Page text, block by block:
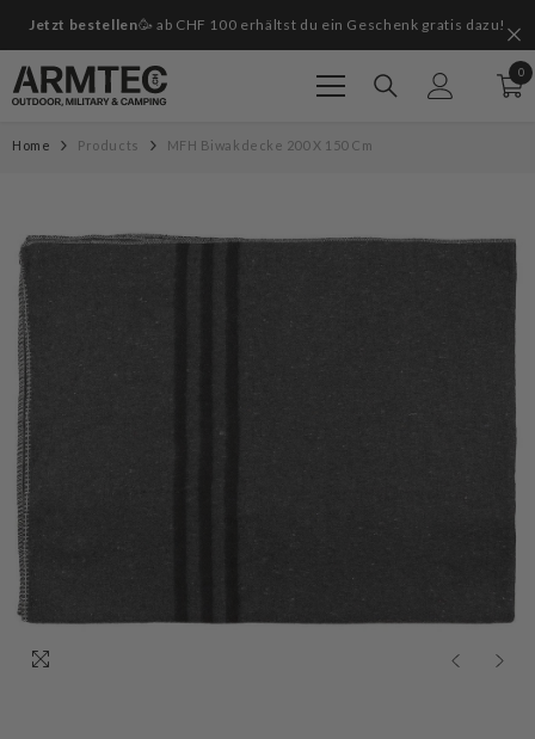
Jetzt bestellen🥳 ab CHF 100 erhältst du ein Geschenk gratis dazu!
00
Home Products MFH Biwakdecke 200 X 150 Cm